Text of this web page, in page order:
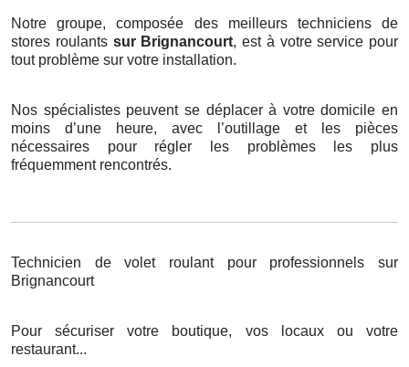
Notre groupe, composée des meilleurs techniciens de
stores roulants sur Brignancourt, est à votre service pour
tout problème sur votre installation.
Nos spécialistes peuvent se déplacer à votre domicile en
moins d’une heure, avec l’outillage et les pièces
nécessaires pour régler les problèmes les plus
fréquemment rencontrés.
Technicien de volet roulant pour professionnels sur
Brignancourt
Pour sécuriser votre boutique, vos locaux ou votre
restaurant...